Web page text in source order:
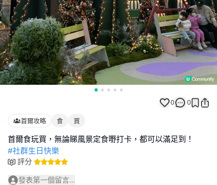
0 0
首爾攻略 食 買
#社群生日快樂
評分
發表第一個留言...